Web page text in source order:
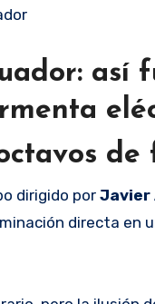
así
de
dirigido por Javier
directa en